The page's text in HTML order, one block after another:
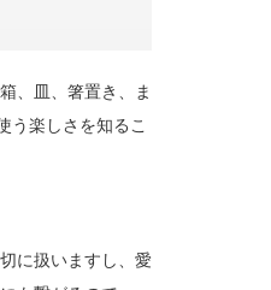
、皿、箸置き、ま
う楽しさを知るこ
に扱いますし、愛